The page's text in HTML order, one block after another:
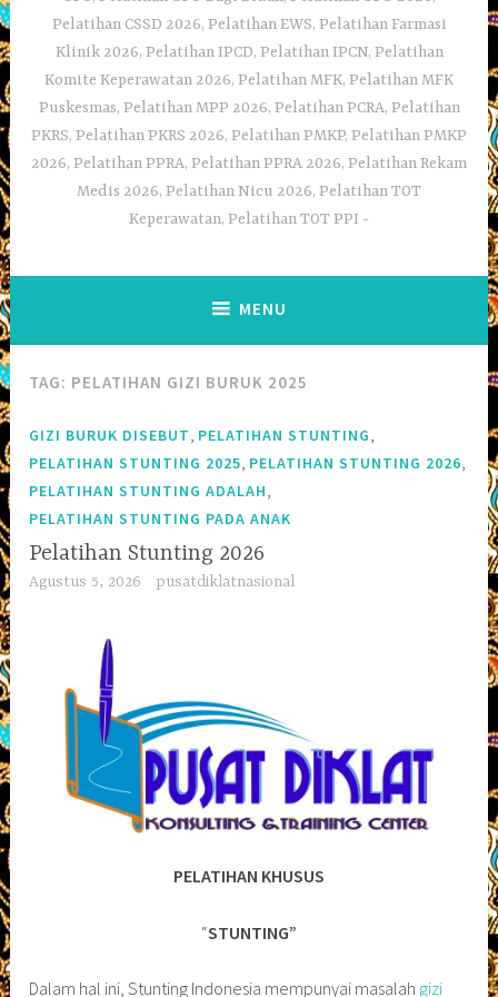
Pelatihan CSSD 2026, Pelatihan EWS, Pelatihan Farmasi
Klinik 2026, Pelatihan IPCD, Pelatihan IPCN, Pelatihan
Komite Keperawatan 2026, Pelatihan MFK, Pelatihan MFK
Puskesmas, Pelatihan MPP 2026, Pelatihan PCRA, Pelatihan
PKRS, Pelatihan PKRS 2026, Pelatihan PMKP, Pelatihan PMKP
2026, Pelatihan PPRA, Pelatihan PPRA 2026, Pelatihan Rekam
Medis 2026, Pelatihan Nicu 2026, Pelatihan TOT
Keperawatan, Pelatihan TOT PPI
MENU
TAG: PELATIHAN GIZI BURUK 2025
GIZI BURUK DISEBUT PELATIHAN STUNTING
PELATIHAN STUNTING 2025 PELATIHAN STUNTING 2026
PELATIHAN STUNTING ADALAH
PELATIHAN STUNTING PADA ANAK
Pelatihan Stunting 2026
Agustus 5, 2026 pusatdiklatnasional
PELATIHAN KHUSUS
“STUNTING”
Dalam hal ini, Stunting Indonesia mempunyai masalah gizi